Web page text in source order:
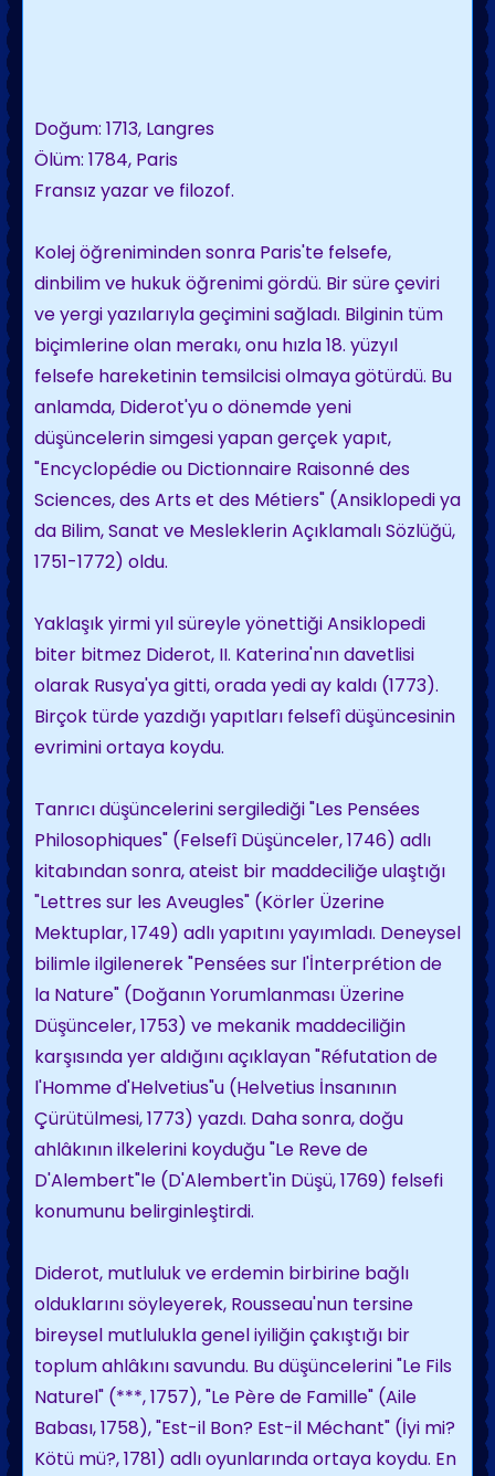
Doğum: 1713, Langres
Ölüm: 1784, Paris
Fransız yazar ve filozof.
Kolej öğreniminden sonra Paris'te felsefe,
dinbilim ve hukuk öğrenimi gördü. Bir süre çeviri
ve yergi yazılarıyla geçimini sağladı. Bilginin tüm
biçimlerine olan merakı, onu hızla 18. yüzyıl
felsefe hareketinin temsilcisi olmaya götürdü. Bu
anlamda, Diderot'yu o dönemde yeni
düşüncelerin simgesi yapan gerçek yapıt,
"Encyclopédie ou Dictionnaire Raisonné des
Sciences, des Arts et des Métiers" (Ansiklopedi ya
da Bilim, Sanat ve Mesleklerin Açıklamalı Sözlüğü,
1751-1772) oldu.
Yaklaşık yirmi yıl süreyle yönettiği Ansiklopedi
biter bitmez Diderot, II. Katerina'nın davetlisi
olarak Rusya'ya gitti, orada yedi ay kaldı (1773).
Birçok türde yazdığı yapıtları felsefî düşüncesinin
evrimini ortaya koydu.
Tanrıcı düşüncelerini sergilediği "Les Pensées
Philosophiques" (Felsefî Düşünceler, 1746) adlı
kitabından sonra, ateist bir maddeciliğe ulaştığı
"Lettres sur les Aveugles" (Körler Üzerine
Mektuplar, 1749) adlı yapıtını yayımladı. Deneysel
bilimle ilgilenerek "Pensées sur l'İnterprétion de
la Nature" (Doğanın Yorumlanması Üzerine
Düşünceler, 1753) ve mekanik maddeciliğin
karşısında yer aldığını açıklayan "Réfutation de
l'Homme d'Helvetius"u (Helvetius İnsanının
Çürütülmesi, 1773) yazdı. Daha sonra, doğu
ahlâkının ilkelerini koyduğu "Le Reve de
D'Alembert"le (D'Alembert'in Düşü, 1769) felsefi
konumunu belirginleştirdi.
Diderot, mutluluk ve erdemin birbirine bağlı
olduklarını söyleyerek, Rousseau'nun tersine
bireysel mutlulukla genel iyiliğin çakıştığı bir
toplum ahlâkını savundu. Bu düşüncelerini "Le Fils
Naturel" (***, 1757), "Le Père de Famille" (Aile
Babası, 1758), "Est-il Bon? Est-il Méchant" (İyi mi?
Kötü mü?, 1781) adlı oyunlarında ortaya koydu. En